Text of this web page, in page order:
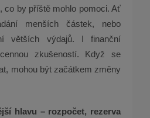
co by příště mohlo pomoci. Ať
menších částek, nebo
větších výdajů. I finanční
zkušeností. Když se
mohou být začátkem změny
hlavu – rozpočet, rezerva